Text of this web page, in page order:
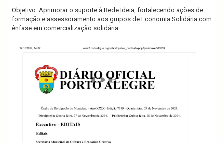
Objetivo: Aprimorar o suporte à Rede Ideia, fortalecendo ações de
formação e assessoramento aos grupos de Economia Solidária com
ênfase em comercialização solidária.